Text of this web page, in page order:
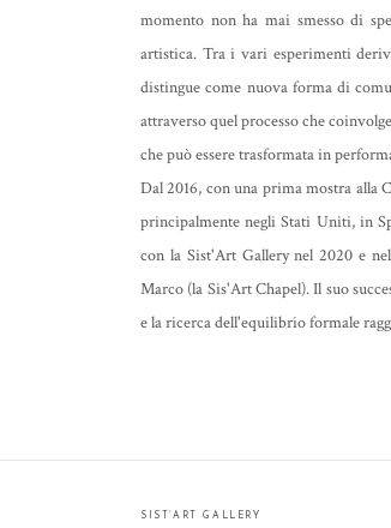
momento non ha mai smesso di
artistica. Tra i vari esperimenti
distingue come nuova forma di
attraverso quel processo che
che può essere trasformata in
Dal 2016, con una prima mostra alla
principalmente negli Stati Uniti, in
con la Sist'Art Gallery nel 2020 e
Marco (la Sis'Art Chapel). Il suo
e la ricerca dell'equilibrio formale
SIST’ART GALLERY